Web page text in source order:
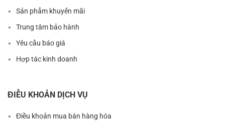
Sản phẩm khuyến mãi
Trung tâm bảo hành
Yêu cầu báo giá
Hợp tác kinh doanh
ĐIỀU KHOẢN DỊCH VỤ
Điều khoản mua bán hàng hóa